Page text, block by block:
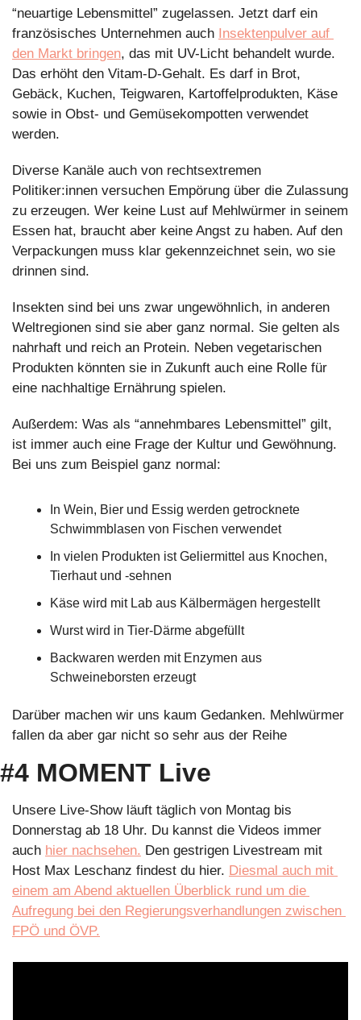
“neuartige Lebensmittel” zugelassen. Jetzt darf ein
französisches Unternehmen auch Insektenpulver auf
den Markt bringen, das mit UV-Licht behandelt wurde.
Das erhöht den Vitam-D-Gehalt. Es darf in Brot,
Gebäck, Kuchen, Teigwaren, Kartoffelprodukten, Käse
sowie in Obst- und Gemüsekompotten verwendet
werden.
Diverse Kanäle auch von rechtsextremen
Politiker:innen versuchen Empörung über die Zulassung
zu erzeugen. Wer keine Lust auf Mehlwürmer in seinem
Essen hat, braucht aber keine Angst zu haben. Auf den
Verpackungen muss klar gekennzeichnet sein, wo sie
drinnen sind.
Insekten sind bei uns zwar ungewöhnlich, in anderen
Weltregionen sind sie aber ganz normal. Sie gelten als
nahrhaft und reich an Protein. Neben vegetarischen
Produkten könnten sie in Zukunft auch eine Rolle für
eine nachhaltige Ernährung spielen.
Außerdem: Was als “annehmbares Lebensmittel” gilt,
ist immer auch eine Frage der Kultur und Gewöhnung.
Bei uns zum Beispiel ganz normal:
In Wein, Bier und Essig werden getrocknete
Schwimmblasen von Fischen verwendet
In vielen Produkten ist Geliermittel aus Knochen,
Tierhaut und -sehnen
Käse wird mit Lab aus Kälbermägen hergestellt
Wurst wird in Tier-Därme abgefüllt
Backwaren werden mit Enzymen aus
Schweineborsten erzeugt
Darüber machen wir uns kaum Gedanken. Mehlwürmer
fallen da aber gar nicht so sehr aus der Reihe
#4 MOMENT Live
Unsere Live-Show läuft täglich von Montag bis
Donnerstag ab 18 Uhr. Du kannst die Videos immer
auch hier nachsehen. Den gestrigen Livestream mit
Host Max Leschanz findest du hier. Diesmal auch mit
einem am Abend aktuellen Überblick rund um die
Aufregung bei den Regierungsverhandlungen zwischen
FPÖ und ÖVP.